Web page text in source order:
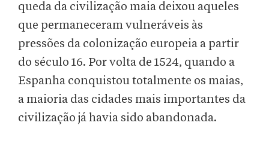
queda da civilização maia deixou aqueles
que permaneceram vulneráveis às
pressões da colonização europeia a partir
do século 16. Por volta de 1524, quando a
Espanha conquistou totalmente os maias,
a maioria das cidades mais importantes da
civilização já havia sido abandonada.